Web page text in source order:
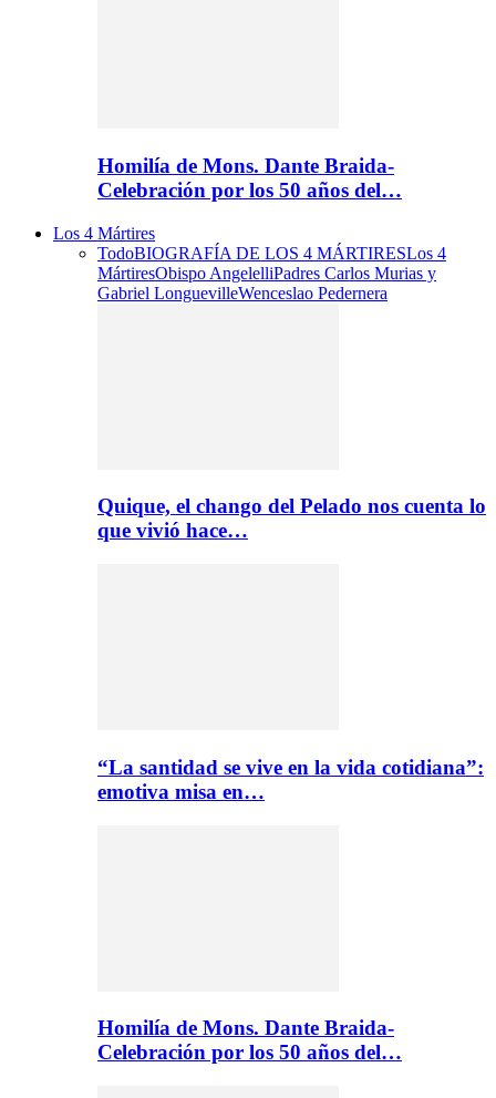
Homilía de Mons. Dante Braida-
Celebración por los 50 años del…
Los 4 Mártires
TodoBIOGRAFÍA DE LOS 4 MÁRTIRESLos 4
MártiresObispo AngelelliPadres Carlos Murias y
Gabriel LonguevilleWenceslao Pedernera
Quique, el chango del Pelado nos cuenta lo
que vivió hace…
“La santidad se vive en la vida cotidiana”:
emotiva misa en…
Homilía de Mons. Dante Braida-
Celebración por los 50 años del…